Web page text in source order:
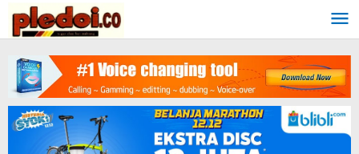
content